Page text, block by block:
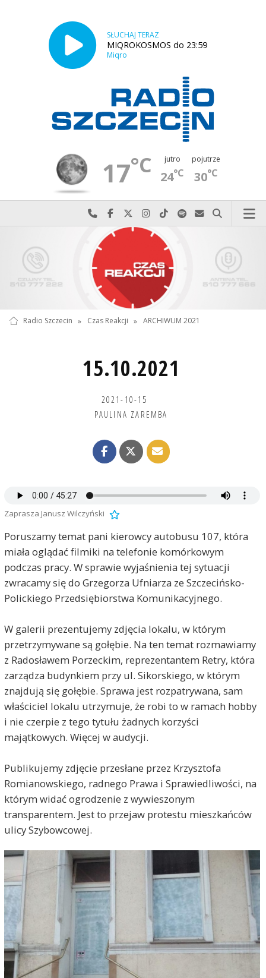
SŁUCHAJ TERAZ
MIQROKOSMOS do 23:59
Miqro
17°C jutro
24°C
pojutrze
30°C
Najlepiej po prostu do nas zadzwoń
Odwiedź nas na Facebook-u
Odwiedź nas na X
Odwiedź nas na Instagram-ie
Odwiedź nas na TikTok-u
Szukaj nas na Spotify
Wyślij do nas
Szukaj
Radio Szczecin » Czas Reakcji » ARCHIWUM 2021
15.10.2021
2021-10-15
PAULINA ZAREMBA
Zaprasza Janusz Wilczyński
Poruszamy temat pani kierowcy autobusu 107, która
miała oglądać filmiki na telefonie komórkowym
podczas pracy. W sprawie wyjaśnienia tej sytuacji
zwracamy się do Grzegorza Ufniarza ze Szczecińsko-
Polickiego Przedsiębiorstwa Komunikacyjnego.
W galerii prezentujemy zdjęcia lokalu, w którym
przetrzymywane są gołębie. Na ten temat rozmawiamy
z Radosławem Porzeckim, reprezentantem Retry, która
zarządza budynkiem przy ul. Sikorskiego, w którym
znajdują się gołębie. Sprawa jest rozpatrywana, sam
właściciel lokalu utrzymuje, że robi to w ramach hobby
i nie czerpie z tego tytułu żadnych korzyści
majątkowych. Więcej w audycji.
Publikujemy zdjęcie przesłane przez Krzysztofa
Romianowskiego, radnego Prawa i Sprawiedliwości, na
którym widać ogrodzenie z wywieszonym
transparentem. Jest to przejaw protestu mieszkańców
ulicy Szybowcowej.